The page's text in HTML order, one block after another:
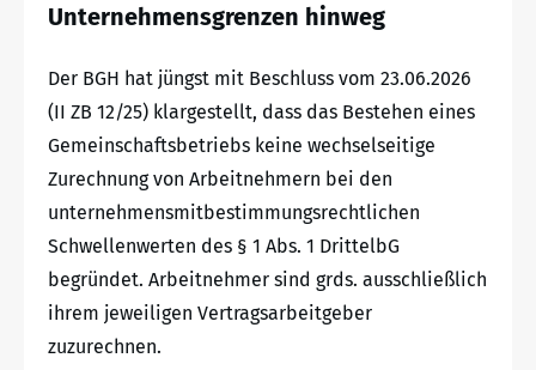
Unternehmensgrenzen hinweg
Der BGH hat jüngst mit Beschluss vom 23.06.2026
(II ZB 12/25) klargestellt, dass das Bestehen eines
Gemeinschaftsbetriebs keine wechselseitige
Zurechnung von Arbeitnehmern bei den
unternehmensmitbestimmungsrechtlichen
Schwellenwerten des § 1 Abs. 1 DrittelbG
begründet. Arbeitnehmer sind grds. ausschließlich
ihrem jeweiligen Vertragsarbeitgeber
zuzurechnen.